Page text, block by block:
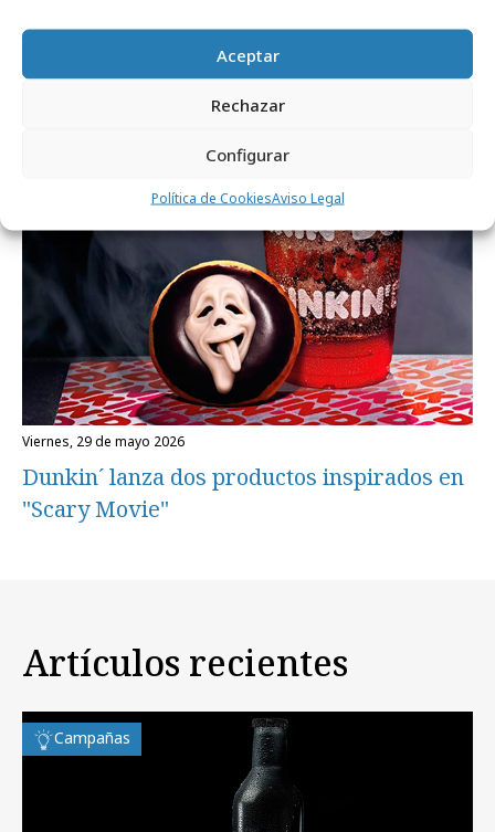
Aceptar
Rechazar
Configurar
Política de CookiesAviso Legal
Llega el nuevo "Frozen Dunkin´ x Calippo"
viernes, 29 de mayo 2026
Dunkin´ lanza dos productos inspirados en
"Scary Movie"
Artículos recientes
Campañas